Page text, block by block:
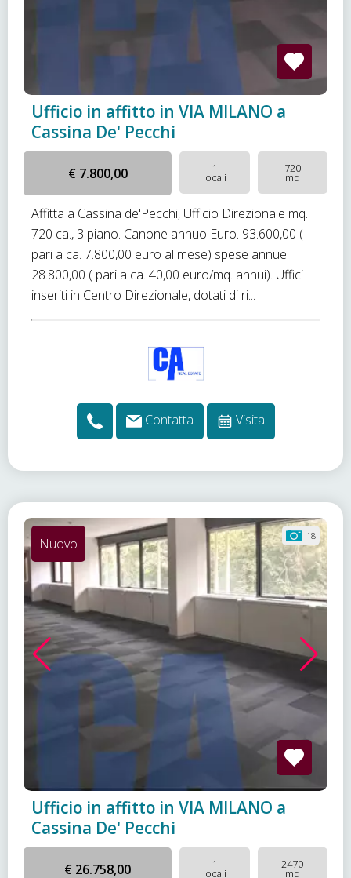
Ufficio in affitto in VIA MILANO a
Cassina De' Pecchi
€ 7.800,00 1
locali
720
mq
Affitta a Cassina de'Pecchi, Ufficio Direzionale mq.
720 ca., 3 piano. Canone annuo Euro. 93.600,00 (
pari a ca. 7.800,00 euro al mese) spese annue
28.800,00 ( pari a ca. 40,00 euro/mq. annui). Uffici
inseriti in Centro Direzionale, dotati di ri...
Contatta Visita
18
Nuovo
Ufficio in affitto in VIA MILANO a
Cassina De' Pecchi
€ 26.758,00 1
locali
2470
mq